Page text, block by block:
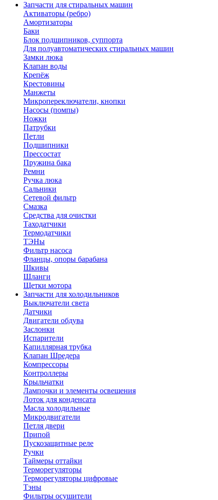
Запчасти для стиральных машин
Активаторы (ребро)
Амортизаторы
Баки
Блок подшипников, суппорта
Для полуавтоматических стиральных машин
Замки люка
Клапан воды
Крепёж
Крестовины
Манжеты
Микропереключатели, кнопки
Насосы (помпы)
Ножки
Патрубки
Петли
Подшипники
Прессостат
Пружина бака
Ремни
Ручка люка
Сальники
Сетевой фильтр
Смазка
Средства для очистки
Таходатчики
Термодатчики
ТЭНы
Фильтр насоса
Фланцы, опоры барабана
Шкивы
Шланги
Щетки мотора
Запчасти для холодильников
Выключатели света
Датчики
Двигатели обдува
Заслонки
Испарители
Капиллярная трубка
Клапан Шредера
Компрессоры
Контроллеры
Крыльчатки
Лампочки и элементы освещения
Лоток для конденсата
Масла холодильные
Микродвигатели
Петля двери
Припой
Пускозащитные реле
Ручки
Таймеры оттайки
Терморегуляторы
Терморегуляторы цифровые
Тэны
Фильтры осушители